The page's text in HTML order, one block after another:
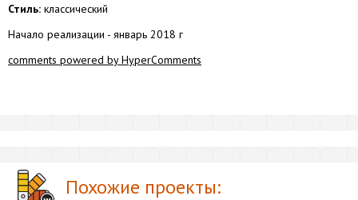
Стиль: классический
Начало реализации - январь 2018 г
comments powered by HyperComments
Похожие проекты: